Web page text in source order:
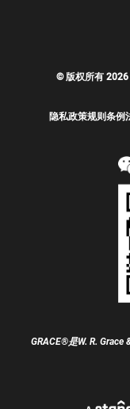
© 版权所有 2026
隐私政策规则条例
GRACE®是W. R.